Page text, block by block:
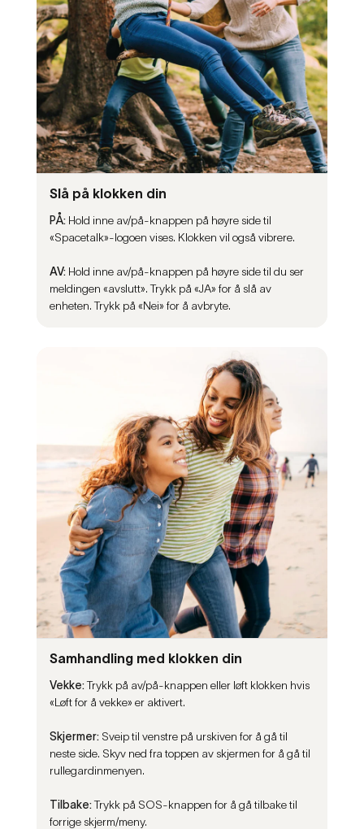
Slå på klokken din
PÅ:Hold inne av/på-knappen på høyre side til
«Spacetalk»-logoen vises. Klokken vil også vibrere.
AV:Hold inne av/på-knappen på høyre side til du ser
meldingen «avslutt». Trykk på «JA» for å slå av
enheten. Trykk på «Nei» for å avbryte.
Samhandling med klokken din
Vekke:Trykk på av/på-knappen eller løft klokken hvis
«Løft for å vekke» er aktivert.
Skjermer:Sveip til venstre på urskiven for å gå til
neste side. Skyv ned fra toppen av skjermen for å gå til
rullegardinmenyen.
Tilbake:Trykk på SOS-knappen for å gå tilbake til
forrige skjerm/meny.